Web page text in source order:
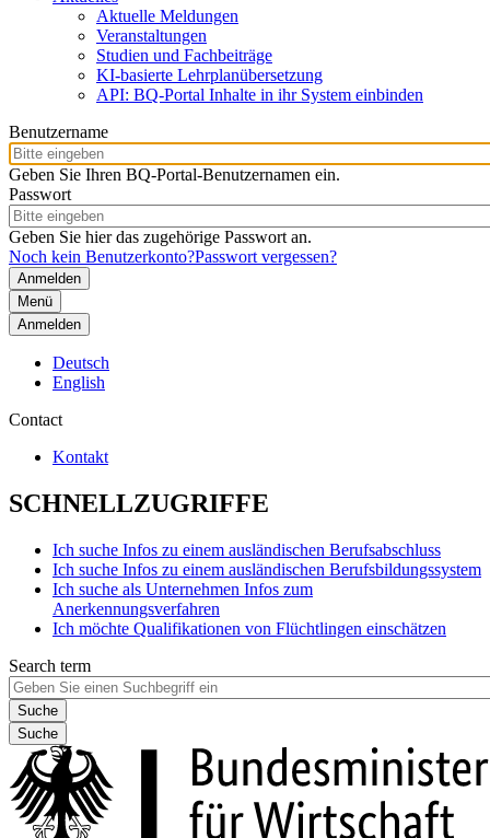
Aktuelle Meldungen
Veranstaltungen
Studien und Fachbeiträge
KI-basierte Lehrplanübersetzung
API: BQ-Portal Inhalte in ihr System einbinden
Benutzername
Geben Sie Ihren BQ-Portal-Benutzernamen ein.
Passwort
Geben Sie hier das zugehörige Passwort an.
Noch kein Benutzerkonto?Passwort vergessen?
Menü
Anmelden
Deutsch
English
Contact
Kontakt
SCHNELLZUGRIFFE
Ich suche Infos zu einem ausländischen Berufsabschluss
Ich suche Infos zu einem ausländischen Berufsbildungssystem
Ich suche als Unternehmen Infos zum
Anerkennungsverfahren
Ich möchte Qualifikationen von Flüchtlingen einschätzen
Search term
Suche